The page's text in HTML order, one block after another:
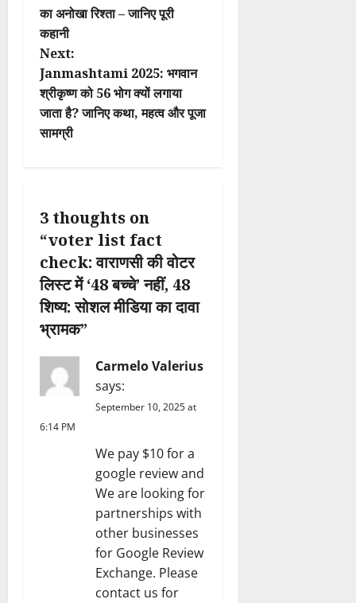
s
t
n
a
g
a
t
i
o
n
का अनोखा रिश्ता – जानिए पूरी
कहानी
Next:
Janmashtami 2025: भगवान
श्रीकृष्ण को 56 भोग क्यों लगाया
जाता है? जानिए कथा, महत्व और पूजा
सामग्री
3 thoughts on
“voter list fact
check: वाराणसी की वोटर
लिस्ट में ‘48 बच्चे’ नहीं, 48
शिष्य: सोशल मीडिया का दावा
भ्रामक”
Carmelo Valerius
says:
September 10, 2025 at
6:14 PM
We pay $10 for a
google review and
We are looking for
partnerships with
other businesses
for Google Review
Exchange. Please
contact us for